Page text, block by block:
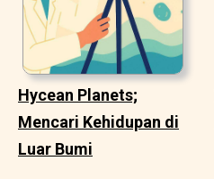
Hycean Planets;
Mencari Kehidupan di
Luar Bumi